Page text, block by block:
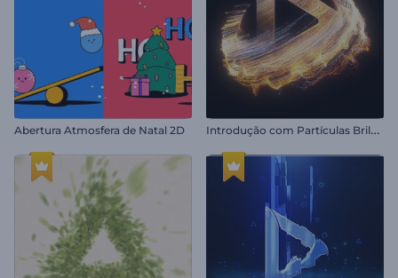
Abertura Atmosfera de Natal 2D I
ntrodução com Partículas Brilhantes Giratórias